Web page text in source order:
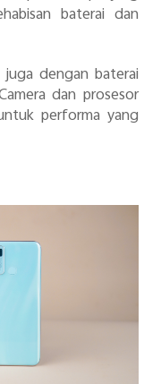
baterai dan
dengan baterai
dan prosesor
performa yang